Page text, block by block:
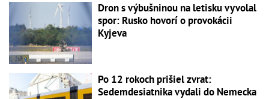
Dron s výbušninou na letisku vyvolal
spor: Rusko hovorí o provokácii
Kyjeva
Po 12 rokoch prišiel zvrat:
Sedemdesiatnika vydali do Nemecka